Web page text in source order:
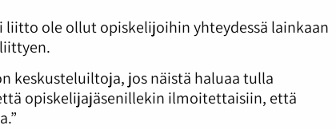
liitto ole ollut opiskelijoihin yhteydessä lainkaan
keskusteluiltoja, jos näistä haluaa tulla
opiskelijajäsenillekin ilmoitettaisiin, että